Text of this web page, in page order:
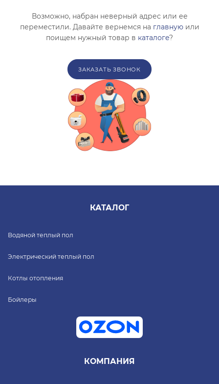
Возможно, набран неверный адрес или ее
переместили. Давайте вернемся на главнуюили
поищем нужный товар в каталоге?
ЗАКАЗАТЬ ЗВОНОК
КАТАЛОГ
Водяной теплый пол
Электрический теплый пол
Котлы отопления
Бойлеры
КОМПАНИЯ